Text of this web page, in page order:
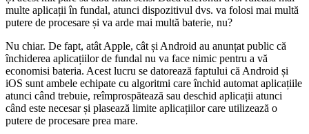
multe aplicații în fundal, atunci dispozitivul dvs. va folosi mai multă
putere de procesare și va arde mai multă baterie, nu?
Nu chiar. De fapt, atât Apple, cât și Android au anunțat public că
închiderea aplicațiilor de fundal nu va face nimic pentru a vă
economisi bateria. Acest lucru se datorează faptului că Android și
iOS sunt ambele echipate cu algoritmi care închid automat aplicațiile
atunci când trebuie, reîmprospătează sau deschid aplicații atunci
când este necesar și plasează limite aplicațiilor care utilizează o
putere de procesare prea mare.